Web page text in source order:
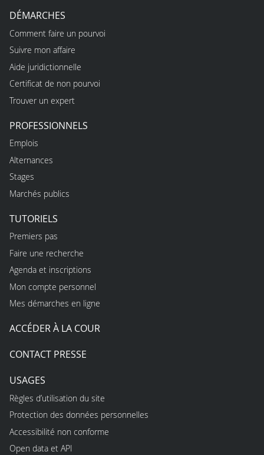
DÉMARCHES
Comment faire un pourvoi
Suivre mon affaire
Aide juridictionnelle
Certificat de non pourvoi
Trouver un expert
PROFESSIONNELS
Emplois
Alternances
Stages
Marchés publics
TUTORIELS
Premiers pas
Faire une recherche
Agenda et inscriptions
Mon compte personnel
Mes démarches en ligne
ACCÉDER À LA COUR
CONTACT PRESSE
USAGES
Règles d’utilisation du site
Protection des données personnelles
Accessibilité non conforme
Open data et API